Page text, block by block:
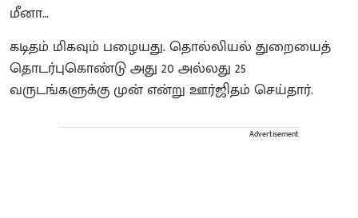
மீனா…
கடிதம் மிகவும் பழையது. தொல்லியல் துறையைத்
தொடர்புகொண்டு அது 20 அல்லது 25
வருடங்களுக்கு முன் என்று ஊர்ஜிதம் செய்தார்.
Advertisement